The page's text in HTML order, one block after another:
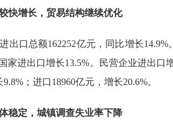
快增长，贸易结构继续优化
出口总额162252亿元，同比增长14.9%
家进出口增长13.5%。民营企业进出口
9.8% ；进口18960亿元，增长20.6%。
稳定，城镇调查失业率下降